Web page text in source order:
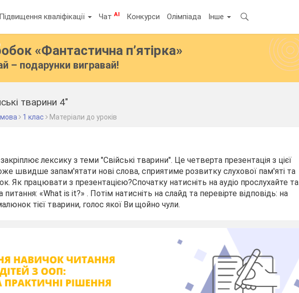
Підвищення кваліфікації ЧатAI Конкурси Олімпіада Інше
«Фантастична п’ятірка»
– подарунки вигравай!
тварини 4"
мова 1 клас Матеріали до уроків
лексику з теми "Свійські тварини". Це четверта презентація з цієї
швидше запам'ятати нові слова, сприятиме розвитку слухової пам'яті та
Як працювати з презентацією?Спочатку натисніть на аудіо прослухайте та
питання: «What is it?» . Потім натисніть на слайд та перевірте відповідь: на
тієї тварини, голос якої Ви щойно чули.